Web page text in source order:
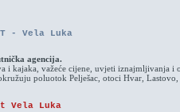
- Vela Luka
agencija.
i kajaka, važeće cijene, uvjeti iznajmljivanja i
poluotok Pelješac, otoci Hvar,
Vela Luka